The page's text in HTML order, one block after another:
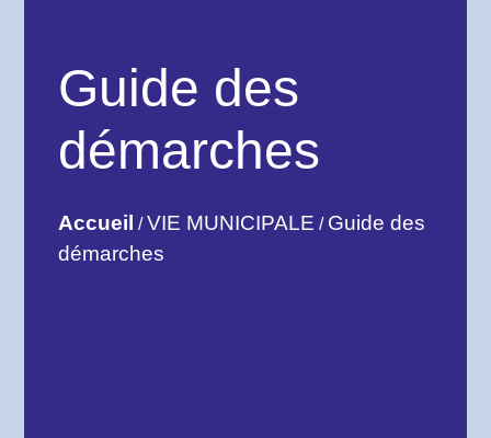
Guide des
démarches
Accueil /VIE MUNICIPALE / Guide des
démarches